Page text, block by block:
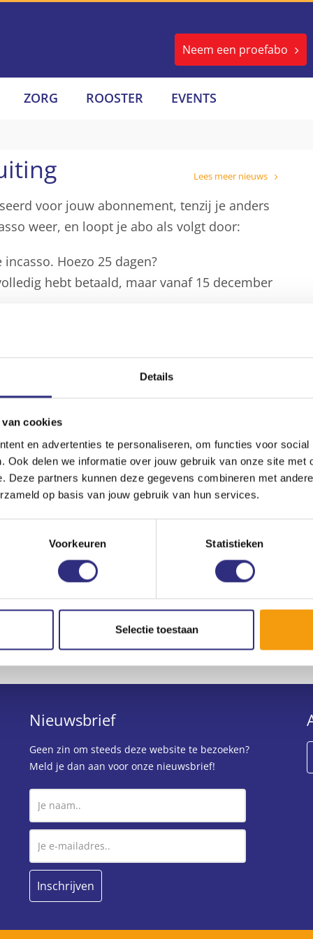
Details
cookies
en advertenties te personaliseren, om functies voor
Ook delen we informatie over jouw gebruik van onze site met
Deze partners kunnen deze gegevens combineren met
op basis van jouw gebruik van hun services.
Voorkeuren Statistieken
Selectie toestaan
Neem een proefabo
ZORG ROOSTER EVENTS
Lees meer nieuws
voor jouw abonnement, tenzij je anders
weer, en loopt je abo als volgt door:
Hoezo 25 dagen?
hebt betaald, maar vanaf 15 december
bent.
einddatum met een periode gelijk aan de
de USC-faciliteiten.
met einddatum zou aflopen op 1
met einddatum zou aflopen op 1
usc@uscsport.nl
Nieuwsbrief
Geen zin om steeds deze website te bezoeken?
Meld je dan aan voor onze nieuwsbrief!